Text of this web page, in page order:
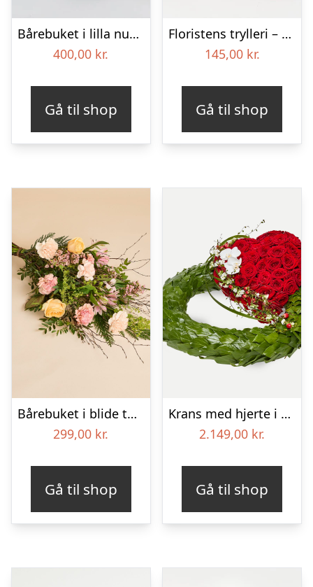
Bårebuket i lilla nuancer – Blomster til begravelse
400,00 kr.
Gå til shop
Floristens trylleri – gravpynt – Blomster til begravelse
145,00 kr.
Gå til shop
Bårebuket i blide toner
299,00 kr.
Gå til shop
Krans med hjerte i klassisk stil – rød og hvid
2.149,00 kr.
Gå til shop